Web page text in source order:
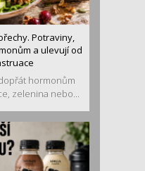
Potraviny,
a ulevují od
hormonům
zelenina nebo...